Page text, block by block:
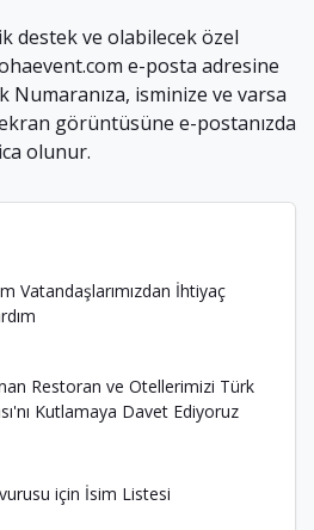
destek ve olabilecek özel
e-posta adresine
Numaranıza, isminize ve varsa
görüntüsüne e-postanızda
olunur.
Vatandaşlarımızdan İhtiyaç
Restoran ve Otellerimizi Türk
Kutlamaya Davet Ediyoruz
için İsim Listesi